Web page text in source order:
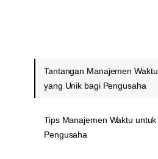
Tantangan Manajemen Waktu
yang Unik bagi Pengusaha
Tips Manajemen Waktu untuk
Pengusaha